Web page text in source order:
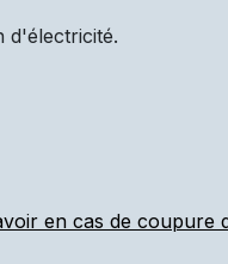
d'électricité.
en cas de coupure